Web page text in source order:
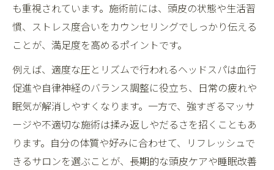
も重視されています。施術前には、頭皮の状態や生活習
慣、ストレス度合いをカウンセリングでしっかり伝える
ことが、満足度を高めるポイントです。
例えば、適度な圧とリズムで行われるヘッドスパは血行
促進や自律神経のバランス調整に役立ち、日常の疲れや
眠気が解消しやすくなります。一方で、強すぎるマッサ
ージや不適切な施術は揉み返しやだるさを招くこともあ
ります。自分の体質や好みに合わせて、リフレッシュで
きるサロンを選ぶことが、長期的な頭皮ケアや睡眠改善